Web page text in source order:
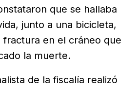
que se hallaba
junto a una bicicleta,
fractura en el cráneo que
la muerte.
de la fiscalía realizó